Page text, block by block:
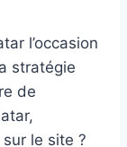
l’occasion
stratégie
de
le site ?